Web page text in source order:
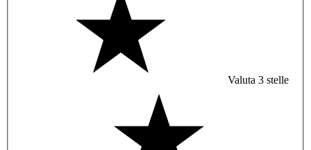
Valuta 3 stelle